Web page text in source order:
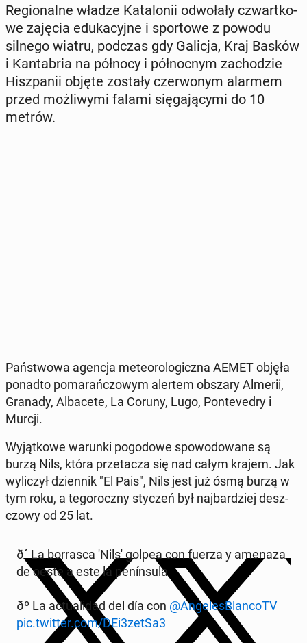
Re­gio­nal­ne władze Ka­ta­lo­nii od­wo­ła­ły czwart­ko­
we zajęcia edu­ka­cyj­ne i spor­to­we z powodu
silnego wiatru, podczas gdy Galicja, Kraj Basków
i Kan­ta­bria na północy i pół­noc­nym za­cho­dzie
Hisz­pa­nii objęte zostały czer­wo­nym alarmem
przed moż­li­wy­mi falami się­ga­ją­cy­mi do 10
metrów.
Pań­stwo­wa agencja me­te­oro­lo­gicz­na AEMET objęła
ponadto po­ma­rań­czo­wym alertem obszary Almerii,
Granady, Al­ba­ce­te, La Coruny, Lugo, Pon­te­ve­dry i
Murcji.
Wy­jąt­ko­we warunki po­go­do­we spo­wo­do­wa­ne są
burzą Nils, która prze­ta­cza się nad całym krajem. Jak
wy­li­czył dzien­nik "El Pais", Nils jest już ósmą burzą w
tym roku, a te­go­rocz­ny styczeń był naj­bar­dziej desz­
czo­wy od 25 lat.
ð´ La bor­ra­sca 'Nils' golpea con fuerza y amenaza
de oeste a este la pe­nín­su­la
ðº La ac­tu­ali­dad del día con @An­ge­les­Blan­coTV
pic.twitter.com/DEi3zetSa3